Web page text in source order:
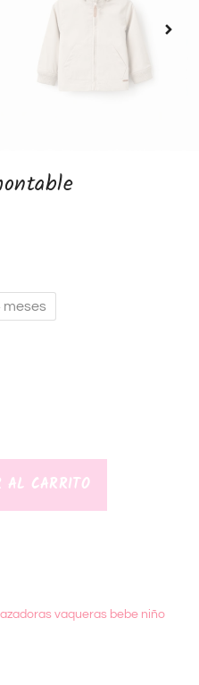
meses
AL CARRITO
vaqueras bebe niño